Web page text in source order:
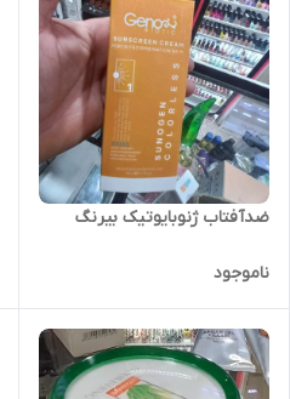
ضدآفتاب ژنوبایوتیک بیرنگ
ناموجود